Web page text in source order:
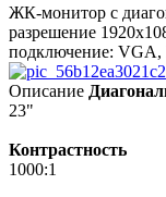
ЖК-монитор с
разрешение
подключение: VGA,
Описание
23"
Контрастность
1000:1